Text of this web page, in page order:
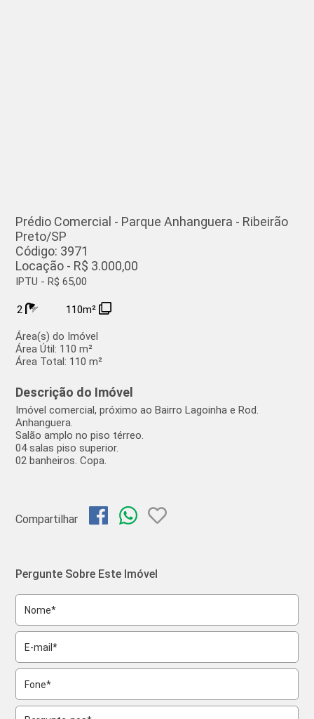
Prédio Comercial - Parque Anhanguera - Ribeirão
Preto/SP
Código: 3971
Locação - R$ 3.000,00
IPTU - R$ 65,00
2 110m²
Área(s) do Imóvel
Área Útil: 110 m²
Área Total: 110 m²
Descrição do Imóvel
Imóvel comercial, próximo ao Bairro Lagoinha e Rod.
Anhanguera.
Salão amplo no piso térreo.
04 salas piso superior.
02 banheiros. Copa.
Compartilhar
Pergunte Sobre Este Imóvel